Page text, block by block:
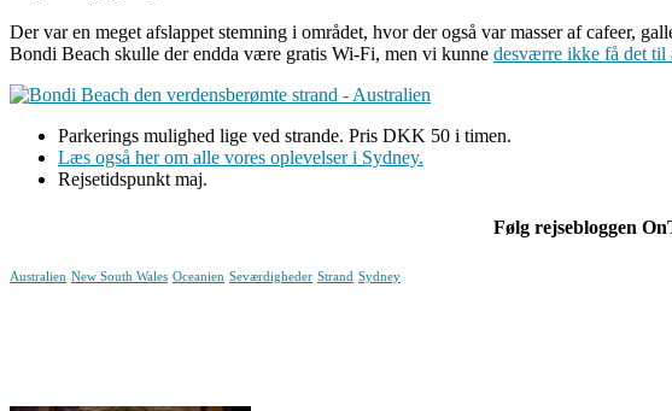
Der var en meget afslappet stemning i området, hvor der også var masser af cafeer,
Bondi Beach skulle der endda være gratis Wi-Fi, men vi kunne desværre ikke få det til
Parkerings mulighed lige ved strande. Pris DKK 50 i timen.
Læs også her om alle vores oplevelser i Sydney.
Rejsetidspunkt maj.
Følg rejsebloggen
Australien New South Wales Oceanien Seværdigheder Strand Sydney